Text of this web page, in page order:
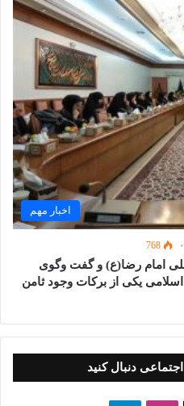
اخبار مهم
۰ 768
امام رضا(ع) و گفت وگوی
یکی از برکات وجود ثامن
دنبال کنید